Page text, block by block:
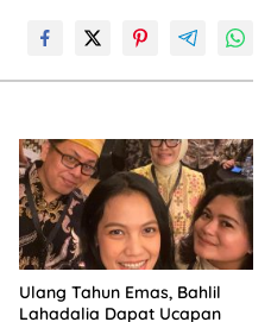
Ulang Tahun Emas, Bahlil
Lahadalia Dapat Ucapan